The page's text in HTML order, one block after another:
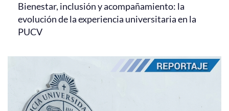
Bienestar, inclusión y acompañamiento: la
evolución de la experiencia universitaria en la
PUCV